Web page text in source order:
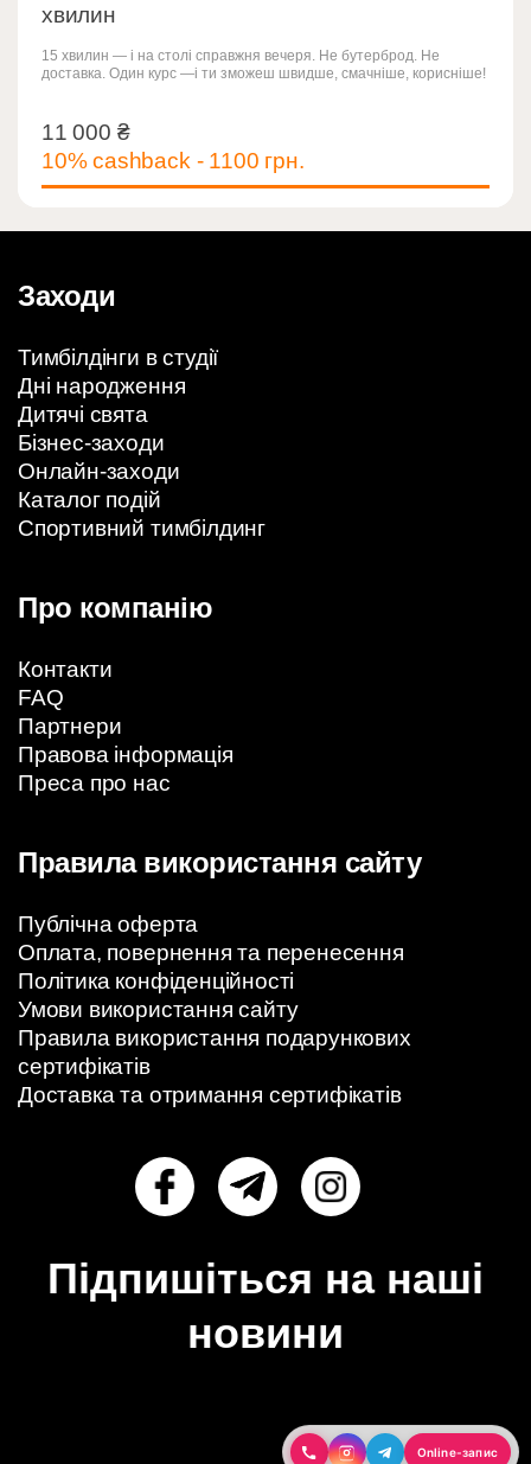
хвилин
15 хвилин — і на столі справжня вечеря. Не бутерброд. Не
доставка. Один курс —і ти зможеш швидше, смачніше, корисніше!
11 000 ₴
10% cashback - 1100 грн.
11 000 ₴
Заходи
Тимбілдінги в студії
Дні народження
Дитячі свята
Бізнес-заходи
Онлайн-заходи
Каталог подій
Спортивний тимбілдинг
Про компанію
Контакти
FAQ
Партнери
Правова інформація
Преса про нас
Правила використання сайту
Публічна оферта
Оплата, повернення та перенесення
Політика конфіденційності
Умови використання сайту
Правила використання подарункових
сертифікатів
Доставка та отримання сертифікатів
Підпишіться на наші
новини
Online-запис